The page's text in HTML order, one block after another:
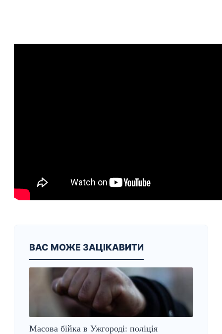
ВАС МОЖЕ ЗАЦІКАВИТИ
Масова бійка в Ужгороді: поліція